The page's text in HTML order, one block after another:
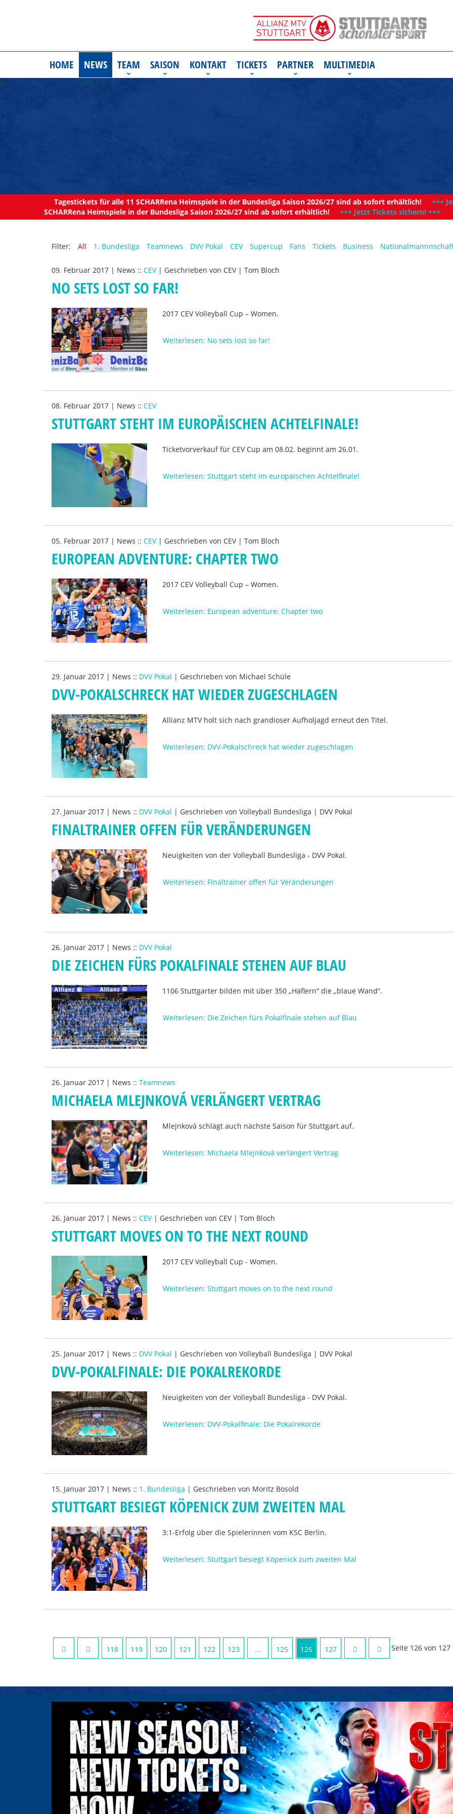
HOME NEWS TEAM SAISON KONTAKT TICKETS PARTNER MULTIMEDIA
11
Tagestickets für alle 11 SCHARRena Heimspiele in der Bundesliga Saison 2026/27 sind ab sofort erhältlich! +++
SCHARRena Heimspiele in der Bundesliga Saison 2026/27 sind ab sofort erhältlich! +++ Jetzt Tickets sichern! +++
Filter: All 1. Bundesliga Teamnews DVV Pokal CEV Supercup Fans Tickets Business
09. Februar 2017 | News :: CEV | Geschrieben von CEV | Tom Bloch
NO SETS LOST SO FAR!
2017 CEV Volleyball Cup – Women.
Weiterlesen: No sets lost so far!
08. Februar 2017 | News :: CEV
STUTTGART STEHT IM EUROPÄISCHEN ACHTELFINALE!
Ticketvorverkauf für CEV Cup am 08.02. beginnt am 26.01.
Weiterlesen: Stuttgart steht im europäischen Achtelfinale!
05. Februar 2017 | News :: CEV | Geschrieben von CEV | Tom Bloch
EUROPEAN ADVENTURE: CHAPTER TWO
2017 CEV Volleyball Cup – Women.
Weiterlesen: European adventure: Chapter two
29. Januar 2017 | News :: DVV Pokal | Geschrieben von Michael Schüle
DVV-POKALSCHRECK HAT WIEDER ZUGESCHLAGEN
Allianz MTV holt sich nach grandioser Aufholjagd erneut den Titel.
Weiterlesen: DVV-Pokalschreck hat wieder zugeschlagen
27. Januar 2017 | News :: DVV Pokal | Geschrieben von Volleyball Bundesliga | DVV Pokal
FINALTRAINER OFFEN FÜR VERÄNDERUNGEN
Neuigkeiten von der Volleyball Bundesliga - DVV Pokal.
Weiterlesen: Finaltrainer offen für Veränderungen
26. Januar 2017 | News :: DVV Pokal
DIE ZEICHEN FÜRS POKALFINALE STEHEN AUF BLAU
1106 Stuttgarter bilden mit über 350 „Häflern“ die „blaue Wand“.
Weiterlesen: Die Zeichen fürs Pokalfinale stehen auf Blau
26. Januar 2017 | News :: Teamnews
MICHAELA MLEJNKOVÁ VERLÄNGERT VERTRAG
Mlejnková schlägt auch nächste Saison für Stuttgart auf.
Weiterlesen: Michaela Mlejnková verlängert Vertrag
26. Januar 2017 | News :: CEV | Geschrieben von CEV | Tom Bloch
STUTTGART MOVES ON TO THE NEXT ROUND
2017 CEV Volleyball Cup - Women.
Weiterlesen: Stuttgart moves on to the next round
25. Januar 2017 | News :: DVV Pokal | Geschrieben von Volleyball Bundesliga | DVV Pokal
DVV-POKALFINALE: DIE POKALREKORDE
Neuigkeiten von der Volleyball Bundesliga - DVV Pokal.
Weiterlesen: DVV-Pokalfinale: Die Pokalrekorde
15. Januar 2017 | News :: 1. Bundesliga | Geschrieben von Moritz Bosold
STUTTGART BESIEGT KÖPENICK ZUM ZWEITEN MAL
3:1-Erfolg über die Spielerinnen vom KSC Berlin.
Weiterlesen: Stuttgart besiegt Köpenick zum zweiten Mal
Seite 126 von 127
118 119 120 121 122 123 ... 125 126 127